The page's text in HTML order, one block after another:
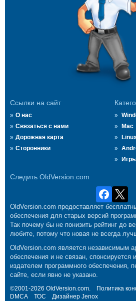
Ссылки на сайт
О нас
Связаться с нами
Дорожная карта
Сторонники
Mac
Следить OldVersion.com
OldVersion.com предоставляет
обеспечения для старых версий
Так почему бы не понизить рейтинг до
любите, потому что новая не всегда
OldVersion.com является независимым
обеспечения и не связан,
издателем программного обеспечения,
сайте, если явно не указано.
©2001-2026 OldVersion.com.
Политика
DMCA
ТОС Дизайнер Jenox